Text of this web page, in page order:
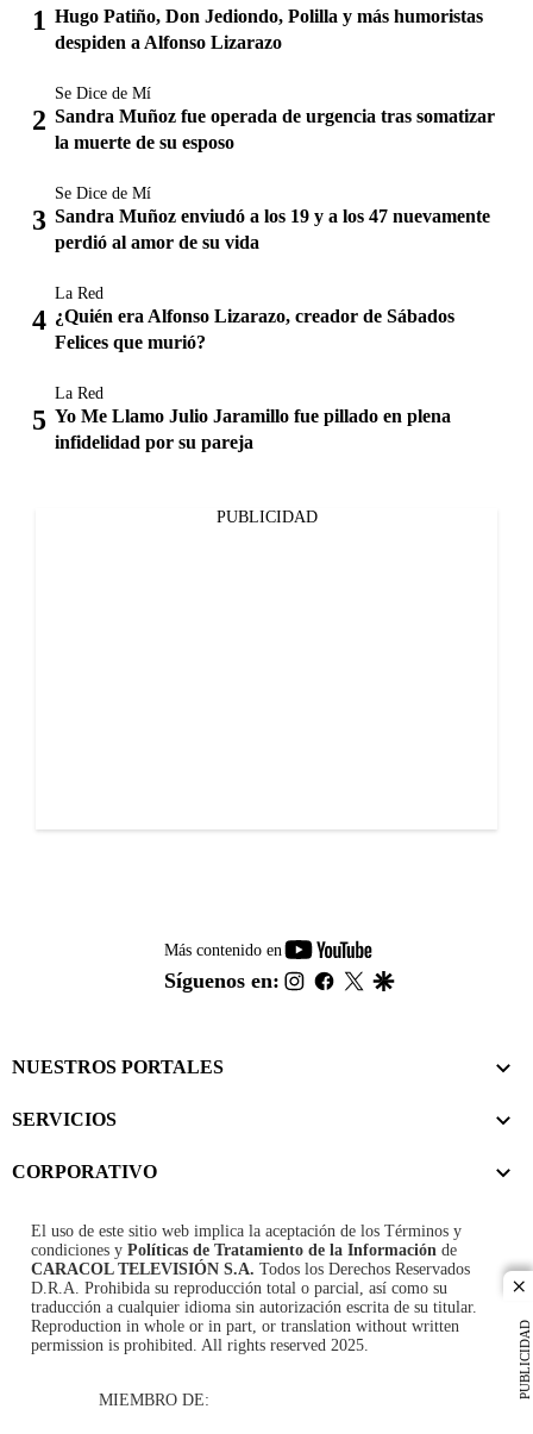
PUBLICIDAD
Hugo Patiño, Don Jediondo, Polilla y más humoristas
despiden a Alfonso Lizarazo
Se Dice de Mí
Sandra Muñoz fue operada de urgencia tras somatizar
la muerte de su esposo
Se Dice de Mí
Sandra Muñoz enviudó a los 19 y a los 47 nuevamente
perdió al amor de su vida
La Red
¿Quién era Alfonso Lizarazo, creador de Sábados
Felices que murió?
La Red
Yo Me Llamo Julio Jaramillo fue pillado en plena
infidelidad por su pareja
PUBLICIDAD
Más contenido en
youtube-
footer
Síguenos en: instagram
facebook
twitter
NUESTROS PORTALES
SERVICIOS
CORPORATIVO
El uso de este sitio web implica la aceptación de los Términos y
condiciones y Políticas de Tratamiento de la Información de
CARACOL TELEVISIÓN S.A. Todos los Derechos Reservados
D.R.A. Prohibida su reproducción total o parcial, así como su
traducción a cualquier idioma sin autorización escrita de su titular.
Reproduction in whole or in part, or translation without written
permission is prohibited. All rights reserved 2025.
MIEMBRO DE: